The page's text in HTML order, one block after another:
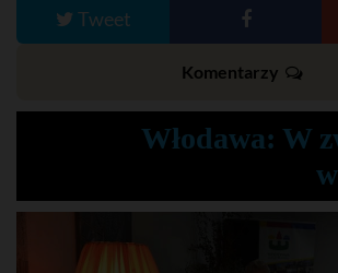
Tweet
Komentarzy
Włodawa: W